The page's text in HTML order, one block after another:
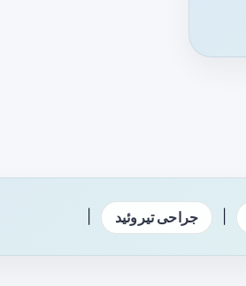
جراحی تیروئید